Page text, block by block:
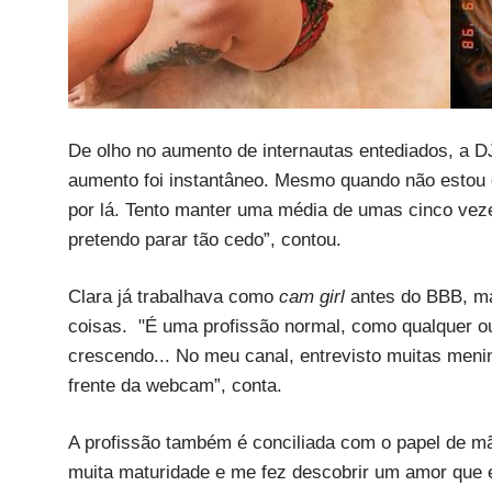
De olho no aumento de internautas entediados, a
aumento foi instantâneo. Mesmo quando não
por lá. Tento manter uma média de umas cinco
pretendo parar tão cedo”, contou.
Clara já trabalhava como cam girl antes do BBB,
coisas. "É uma profissão normal, como qualquer
crescendo... No meu canal, entrevisto muitas
frente da webcam”, conta.
A profissão também é conciliada com o papel de
muita maturidade e me fez descobrir um amor que